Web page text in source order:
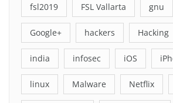
fsl2019 FSL Vallarta gnu
Google+ hackers Hacking
india infosec iOS
linux Malware Netflix